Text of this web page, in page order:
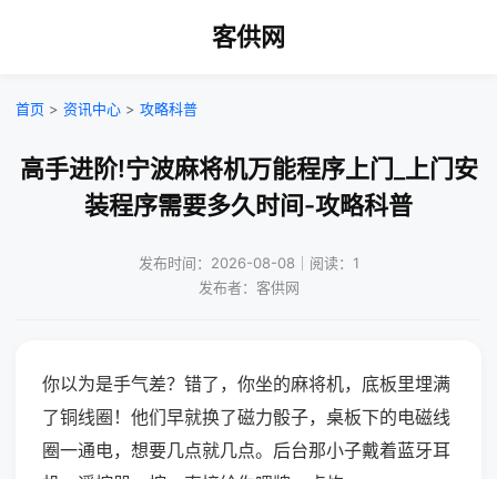
客供网
首页 > 资讯中心 > 攻略科普
高手进阶!宁波麻将机万能程序上门_上门安
装程序需要多久时间-攻略科普
发布时间：2026-08-08｜阅读：1
发布者：客供网
你以为是手气差？错了，你坐的麻将机，底板里埋满
了铜线圈！他们早就换了磁力骰子，桌板下的电磁线
圈一通电，想要几点就几点。后台那小子戴着蓝牙耳